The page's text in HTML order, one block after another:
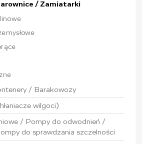
/ Zamiatarki
/ Barakowozy
wilgoci)
/ Pompy do odwodnień /
do sprawdzania szczelności